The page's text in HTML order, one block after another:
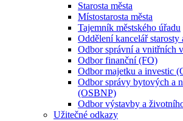
Starosta města
Místostarosta města
Tajemník městského úřadu
Oddělení kancelář
Odbor správní a vnitřních
Odbor finanční (FO)
Odbor majetku a investic
Odbor správy bytových a
(OSBNP)
Odbor výstavby a
Užitečné odkazy